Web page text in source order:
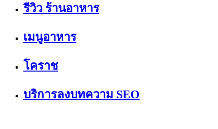
รีวิว ร้านอาหาร
เมนูอาหาร
โคราช
บริการลงบทความ SEO